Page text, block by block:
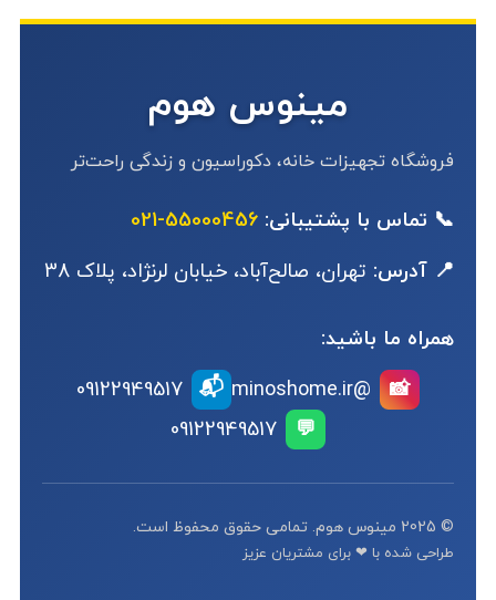
مینوس هوم
فروشگاه تجهیزات خانه، دکوراسیون و زندگی راحت‌تر
📞 تماس با پشتیبانی: 55000456-021
📍 آدرس: تهران، صالح‌آباد، خیابان لرنژاد، پلاک 38
همراه ما باشید:
📸
@minoshome.ir
📬
09122949517
💬
09122949517
© 2025 مینوس هوم. تمامی حقوق محفوظ است.
طراحی شده با ❤ برای مشتریان عزیز